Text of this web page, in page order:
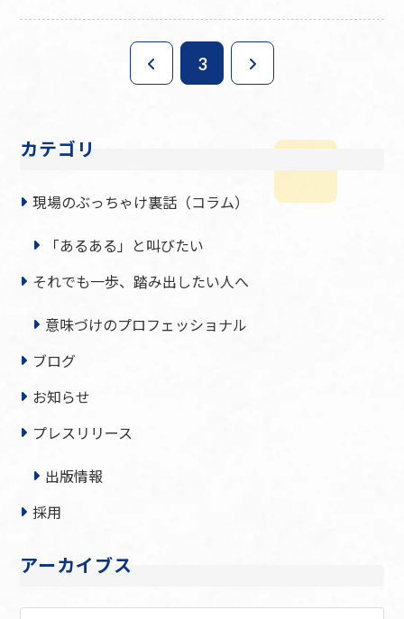
3
カテゴリ
現場のぶっちゃけ裏話（コラム）
「あるある」と叫びたい
それでも一歩、踏み出したい人へ
意味づけのプロフェッショナル
ブログ
お知らせ
プレスリリース
出版情報
採用
アーカイブス